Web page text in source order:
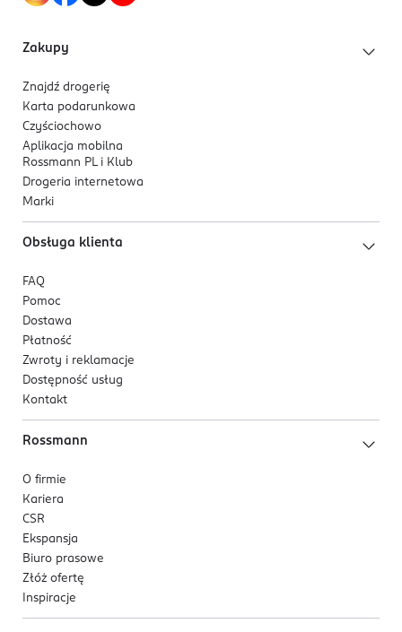
regenerację naskórka i głęboko nawilża.
Produkt testowany dermatologicznie.
Formuła stworzona pod kontrolą dermatologa:
•bez alkoholu,
•o fizjologicznym pH.
* Badanie na wybranej grupie osób przez 2 tygodnie.
Zakupy
Znajdź drogerię
Karta podarunkowa
Czyściochowo
Aplikacja mobilna
Rossmann PL i Klub
Drogeria internetowa
Marki
Obsługa klienta
FAQ
Pomoc
Dostawa
Płatność
Zwroty i reklamacje
Dostępność usług
Kontakt
Rossmann
O firmie
Kariera
CSR
Ekspansja
Biuro prasowe
Złóż ofertę
Inspiracje